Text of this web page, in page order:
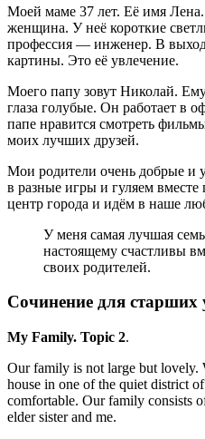
Моей маме 37 лет. Её имя
женщина. У неё короткие
профессия — инженер. В
картины. Это её увлечение.
Моего папу зовут Николай.
глаза голубые. Он работает в
папе нравится смотреть
моих лучших друзей.
Мои родители очень добрые
в разные игры и гуляем
центр города и идём в наше
У меня самая лучшая
настоящему счастливы
своих родителей.
Сочинение для старших
My Family. Topic 2.
Our family is not large but lovely.
house in one of the quiet district
comfortable. Our family consists
elder sister and me.